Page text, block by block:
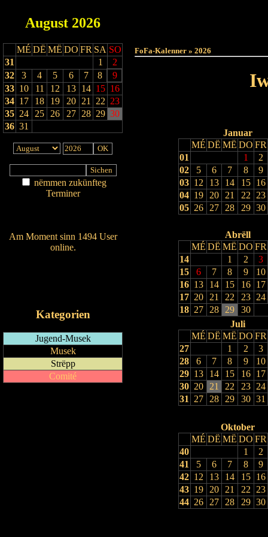
August 2026
MÉ DË MË DO FR SA SO
31
1
2
32
3 4 5 6 7 8
9
33 10 11 12 13 14 15 16
34 17 18 19 20 21 22 23
35 24 25 26 27 28 29 30
36 31
nëmmen zukünfteg
Terminer
Am Moment sinn 1494 User
online.
Kategorien
Jugend-Musek
Musek
Strëpp
Comité
FoFa-Kalenner » 2026
Januar
MÉ DË MË DO FR
01
1
2
02
5 6 7 8
9
03 12 13 14 15
16
04 19 20 21 22
23
05 26 27 28 29 30
Abrëll
MÉ DË MË DO FR
14
1 2
3
15
6 7 8 9
10
16 13 14 15 16
17
17 20 21 22 23
24
18 27 28 29
30
Juli
MÉ DË MË DO FR
27
1 2
3
28
6 7 8 9
10
29 13 14 15 16
17
30 20 21 22 23
24
31
27 28 29 30 31
Oktober
MÉ DË MË DO FR
40
1
2
41
5 6 7 8
9
42 12 13 14 15
16
43 19 20 21 22
23
44 26 27 28 29 30